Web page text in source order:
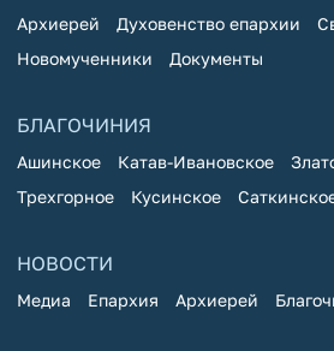
Архиерей Духовенство епархии
Новомученники
Документы
БЛАГОЧИНИЯ
Ашинское Катав-Ивановское
Трехгорное
Кусинское
НОВОСТИ
Медиа Епархия Архиерей